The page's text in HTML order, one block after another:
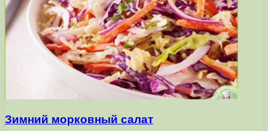
Зимний морковный салат